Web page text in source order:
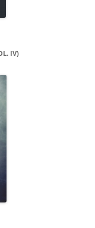
IV)